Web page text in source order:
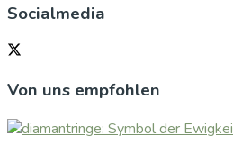
Socialmedia
Von uns empfohlen